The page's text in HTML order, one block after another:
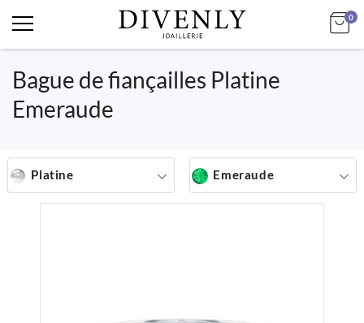
0
Bague de fiançailles Platine
Emeraude
Platine Emeraude